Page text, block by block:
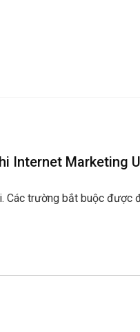
Internet Marketing
Các trường bắt buộc được